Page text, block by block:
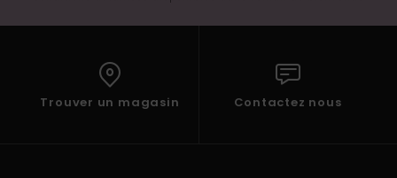
Trouver un magasin Contactez nous